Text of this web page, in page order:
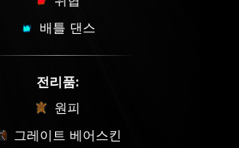
배틀 댄스
전리품:
원피
그레이트 베어스킨